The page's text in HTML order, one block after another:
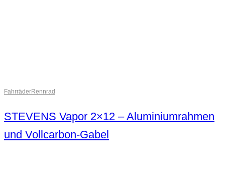
FahrräderRennrad
STEVENS Vapor 2×12 – Aluminiumrahmen
und Vollcarbon-Gabel